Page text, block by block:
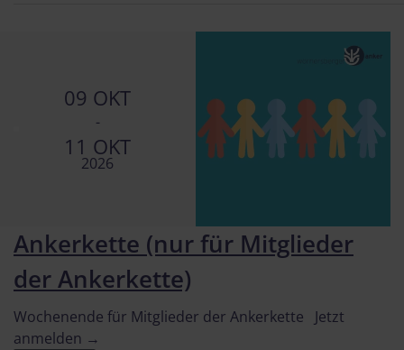
09 OKT
-
11 OKT
2026
Ankerkette (nur für Mitglieder
der Ankerkette)
Wochenende für Mitglieder der Ankerkette Jetzt
anmelden →